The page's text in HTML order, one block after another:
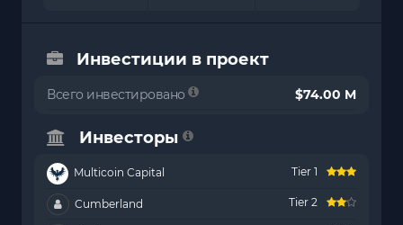
Инвестиции в проект
Всего инвестировано $74.00 M
Инвесторы
Multicoin Capital Tier 1
Cumberland Tier 2